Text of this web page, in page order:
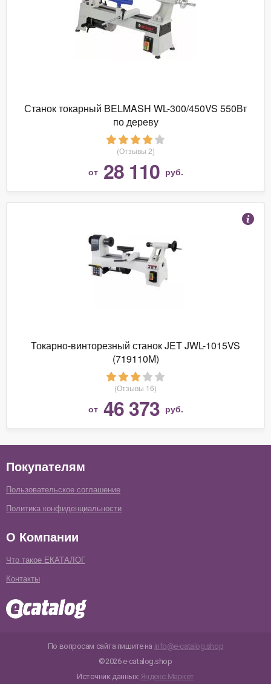
Станок токарный BELMASH WL-300/450VS 550Вт
по дереву
(Отзывы 2)
от 28 110 руб.
Токарно-винторезный станок JET JWL-1015VS
(719110M)
(Отзывы 16)
от 46 373 руб.
Покупателям
Пользовательское соглашение
Политика конфиденциальности
О Компании
Что такое ЕКАТАЛОГ
Контакты
По вопросам сайта пишите на info@e-catalog.shop
©2026 e-catalog.shop
Источник данных: Яндекс.Маркет